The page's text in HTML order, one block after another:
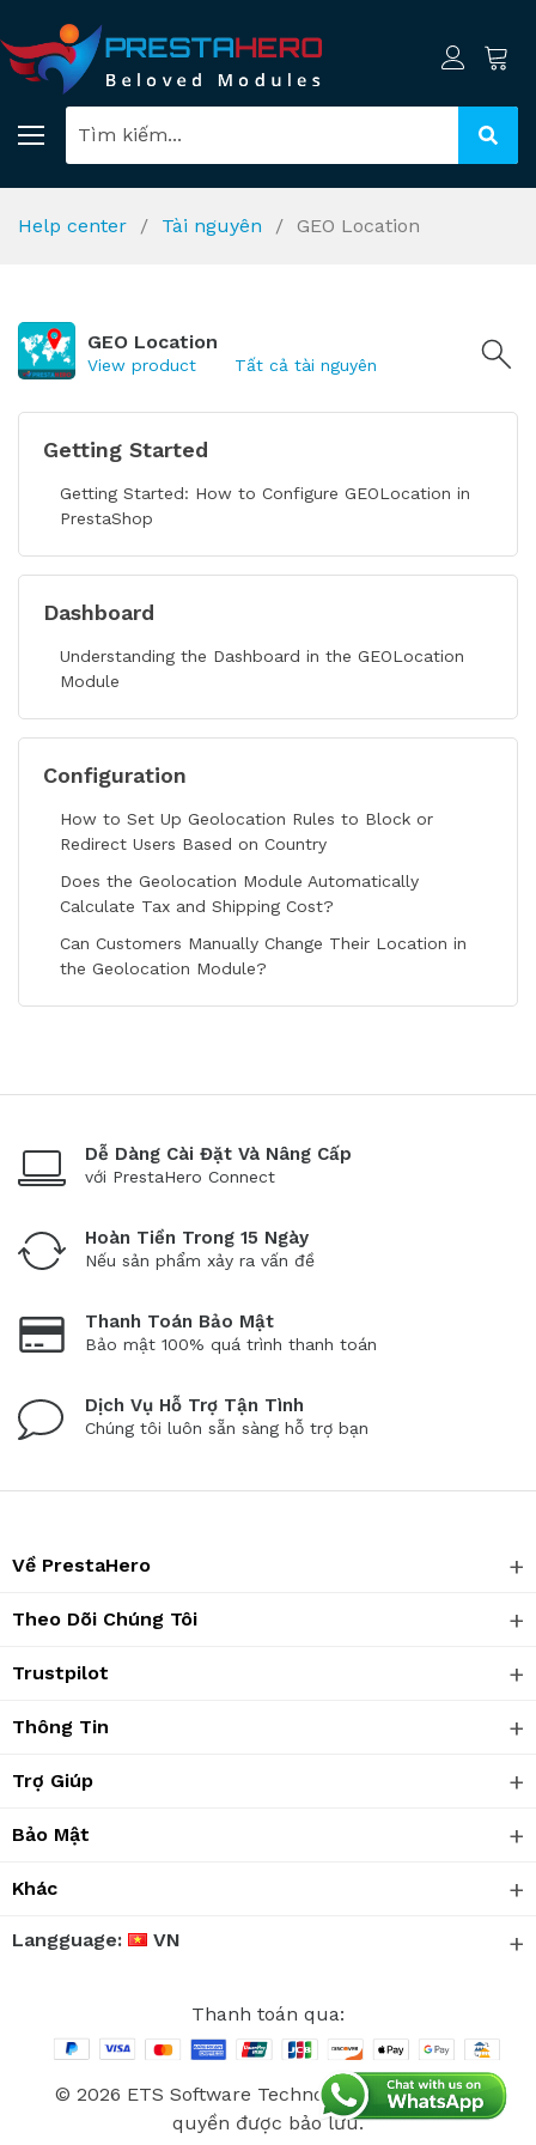
Help center Tài nguyên GEO Location
GEO Location
View product Tất cả tài nguyên
Getting Started
Getting Started: How to Configure GEOLocation in
PrestaShop
Dashboard
Understanding the Dashboard in the GEOLocation
Module
Configuration
How to Set Up Geolocation Rules to Block or
Redirect Users Based on Country
Does the Geolocation Module Automatically
Calculate Tax and Shipping Cost?
Can Customers Manually Change Their Location in
the Geolocation Module?
Dễ Dàng Cài Đặt Và Nâng Cấp
với PrestaHero Connect
Hoàn Tiền Trong 15 Ngày
Nếu sản phẩm xảy ra vấn đề
Thanh Toán Bảo Mật
Bảo mật 100% quá trình thanh toán
Dịch Vụ Hỗ Trợ Tận Tình
Chúng tôi luôn sẵn sàng hỗ trợ bạn
Về PrestaHero
Theo Dõi Chúng Tôi
Trustpilot
Thông Tin
Trợ Giúp
Bảo Mật
Khác
Langguage: VN
Thanh toán qua:
© 2026 ETS Software Technology Co., Ltd. Mọi
quyền được bảo lưu.